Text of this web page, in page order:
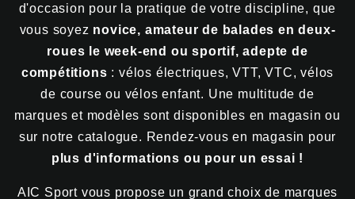
d'occasion pour la pratique de votre discipline, que
vous soyez novice, amateur de balades en deux-
roues le week-end ou sportif, adepte de
compétitions : vélos électriques, VTT, VTC, vélos
de course ou vélos enfant. Une multitude de
marques et modèles sont disponibles en magasin ou
sur notre catalogue. Rendez-vous en magasin pour
plus d'informations ou pour un essai !
AIC Sport vous propose un grand choix de marques